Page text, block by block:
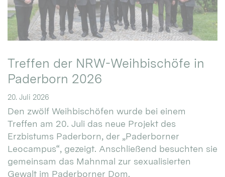
Treffen der NRW-Weihbischöfe in
Paderborn 2026
20. Juli 2026
Den zwölf Weihbischöfen wurde bei einem
Treffen am 20. Juli das neue Projekt des
Erzbistums Paderborn, der „Paderborner
Leocampus“, gezeigt. Anschließend besuchten sie
gemeinsam das Mahnmal zur sexualisierten
Gewalt im Paderborner Dom.